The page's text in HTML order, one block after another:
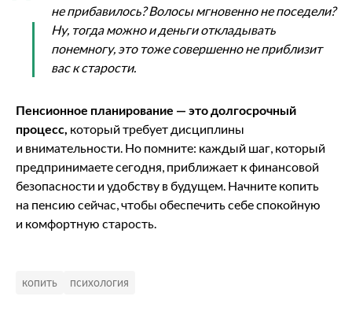
не прибавилось? Волосы мгновенно не поседели?
Ну, тогда можно и деньги откладывать
понемногу, это тоже совершенно не приблизит
вас к старости.
Пенсионное планирование — это долгосрочный
процесс, который требует дисциплины
и внимательности. Но помните: каждый шаг, который
предпринимаете сегодня, приближает к финансовой
безопасности и удобству в будущем. Начните копить
на пенсию сейчас, чтобы обеспечить себе спокойную
и комфортную старость.
копить психология